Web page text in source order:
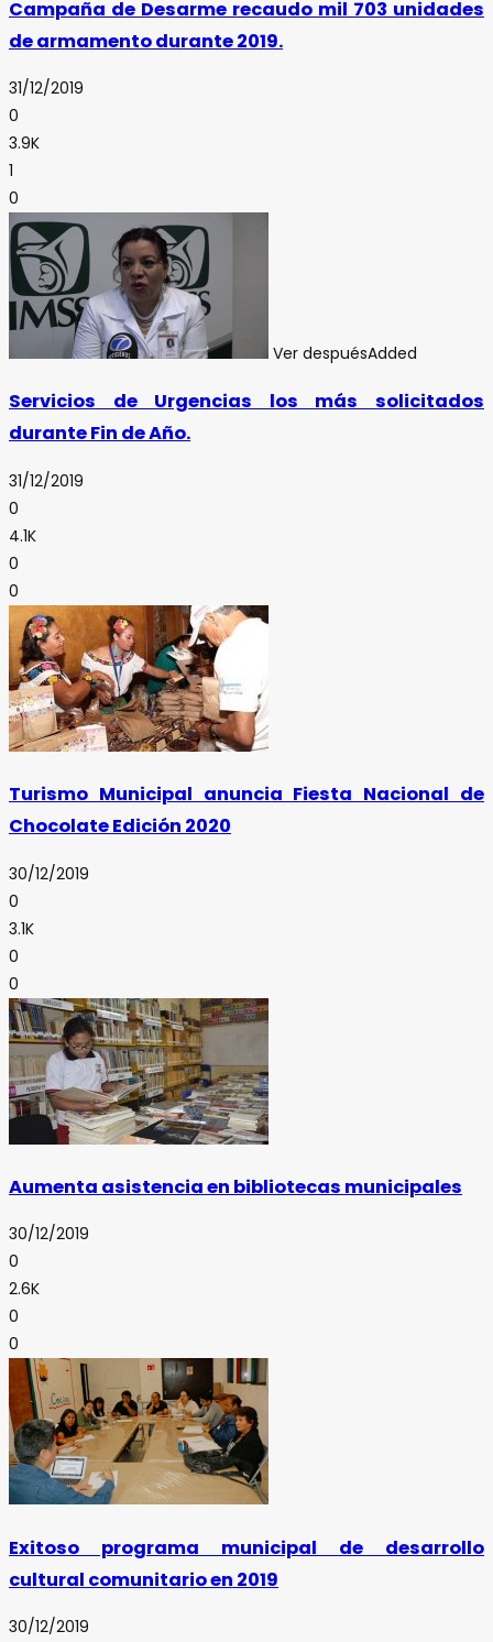
Campaña de Desarme recaudo mil 703 unidades
de armamento durante 2019.
31/12/2019
0
3.9K
1
0
Ver despuésAdded
Servicios de Urgencias los más solicitados
durante Fin de Año.
31/12/2019
0
4.1K
0
0
Turismo Municipal anuncia Fiesta Nacional de
Chocolate Edición 2020
30/12/2019
0
3.1K
0
0
Aumenta asistencia en bibliotecas municipales
30/12/2019
0
2.6K
0
0
Exitoso programa municipal de desarrollo
cultural comunitario en 2019
30/12/2019